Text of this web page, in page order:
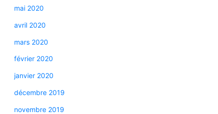
mai 2020
avril 2020
mars 2020
février 2020
janvier 2020
décembre 2019
novembre 2019